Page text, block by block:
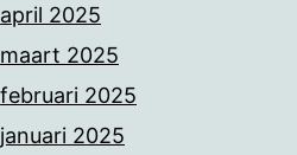
april 2025
maart 2025
februari 2025
januari 2025